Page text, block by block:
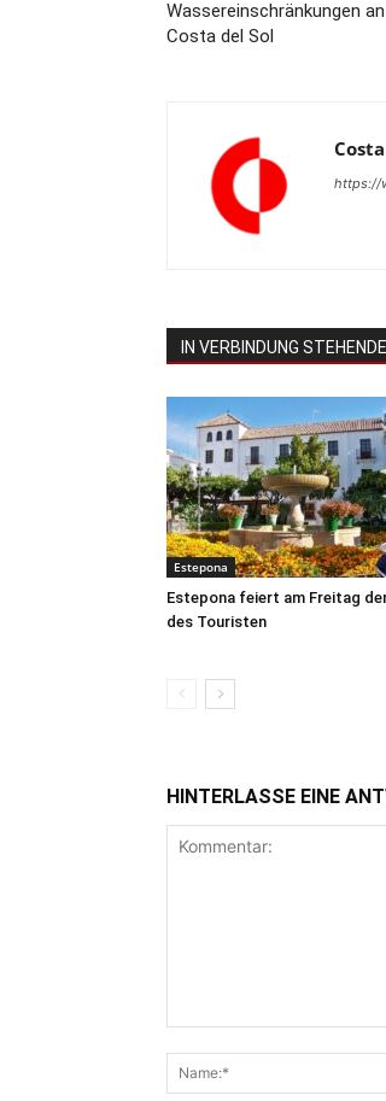
Wassereinschränkungen
Costa del Sol
https://
IN VERBINDUNG
Estepona
Estepona feiert am Freitag
des Touristen
HINTERLASSE EINE